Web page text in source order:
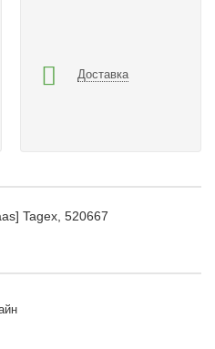
Доставка
Tagex, 520667